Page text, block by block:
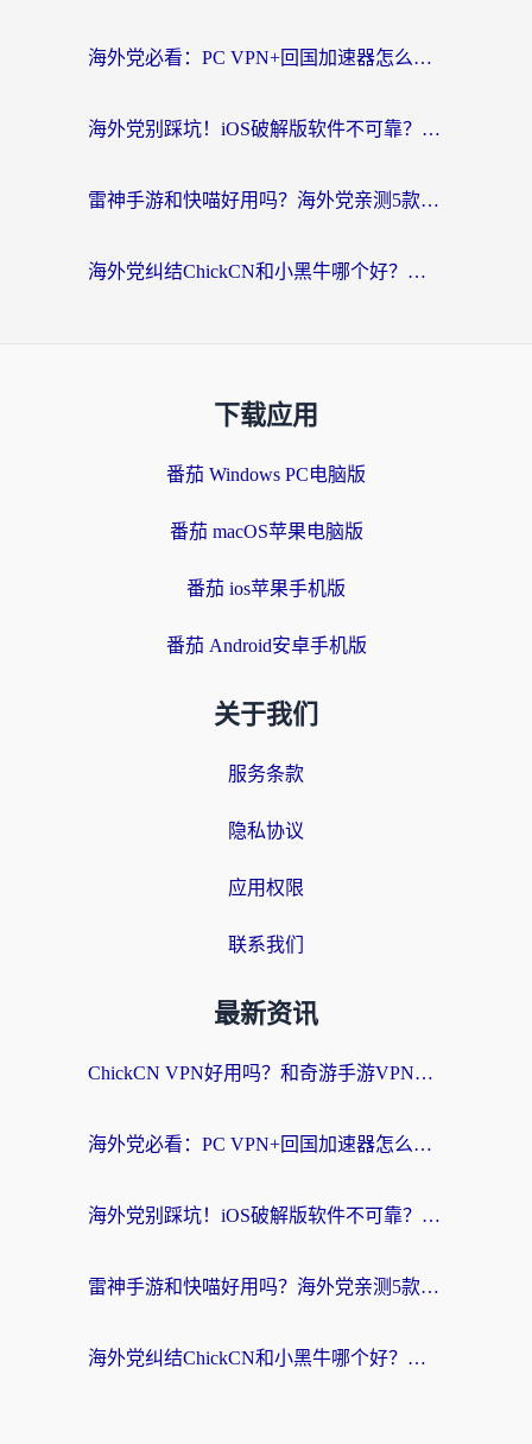
海外党必看：PC VPN+回国加速器怎么选？无缝访问国内资源全攻略
海外党别踩坑！iOS破解版软件不可靠？教你选对回国加速器无缝看国内资源
雷神手游和快喵好用吗？海外党亲测5款回国加速器，附斧牛Bling对比+微信视频号解决办法
海外党纠结ChickCN和小黑牛哪个好？一篇帮你选对回国加速器的实用指南
下载应用
番茄 Windows PC电脑版
番茄 macOS苹果电脑版
番茄 ios苹果手机版
番茄 Android安卓手机版
关于我们
服务条款
隐私协议
应用权限
联系我们
最新资讯
ChickCN VPN好用吗？和奇游手游VPN对比哪个回国效果更好？海外党亲测实用指南
海外党必看：PC VPN+回国加速器怎么选？无缝访问国内资源全攻略
海外党别踩坑！iOS破解版软件不可靠？教你选对回国加速器无缝看国内资源
雷神手游和快喵好用吗？海外党亲测5款回国加速器，附斧牛Bling对比+微信视频号解决办法
海外党纠结ChickCN和小黑牛哪个好？一篇帮你选对回国加速器的实用指南